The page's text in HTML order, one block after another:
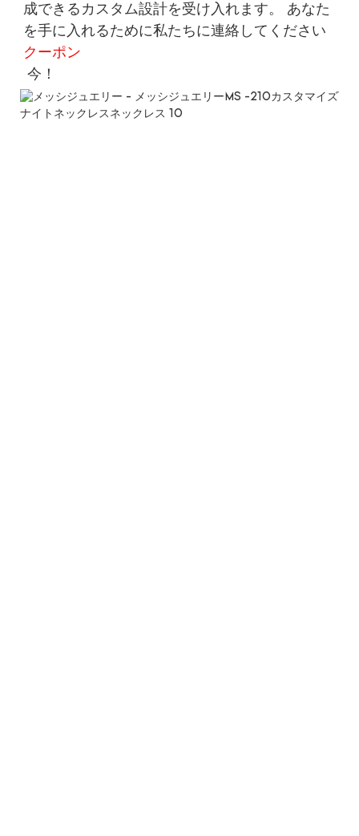
成できるカスタム設計を受け入れます。 あなた